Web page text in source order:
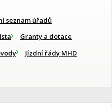
seznam úřadů
Granty a dotace
Jízdní řády MHD